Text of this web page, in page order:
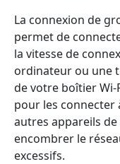
La connexion de
permet de
la vitesse de
ordinateur ou une
de votre boîtier Wi-
pour les connecter
autres appareils
encombrer le
excessifs.